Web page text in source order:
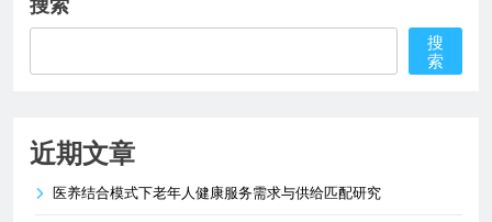
搜
索
近期文章
医养结合模式下老年人健康服务需求与供给匹配研究